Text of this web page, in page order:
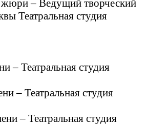
жюри – Ведущий творческий
Театральная студия
– Театральная студия
– Театральная студия
– Театральная студия